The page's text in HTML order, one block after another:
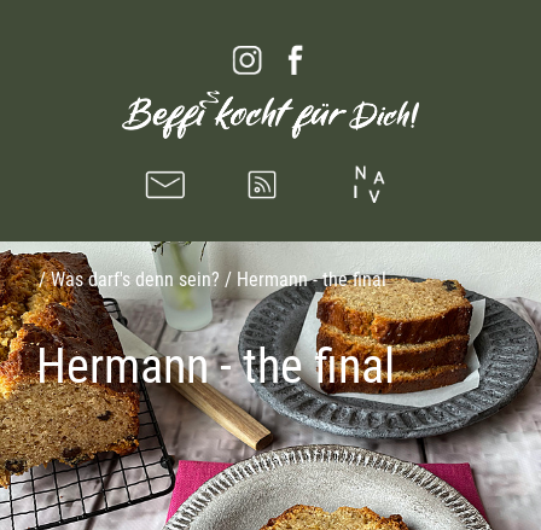
/Was darf's denn sein? / Hermann - the final
Hermann - the final